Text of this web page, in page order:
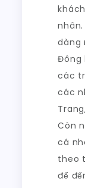
dàng
Đông
các
các
Còn
cá
theo
để